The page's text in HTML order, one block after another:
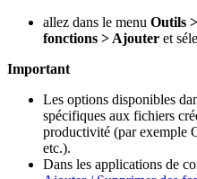
allez dans le menu Outils
fonctions > Ajouter et
Important
Les options disponibles
spécifiques aux fichiers
productivité (par exemple
etc.).
Dans les applications de